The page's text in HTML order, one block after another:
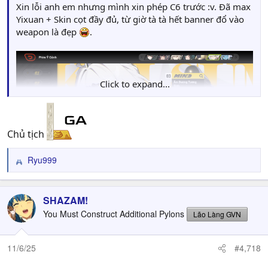
Xin lỗi anh em nhưng mình xin phép C6 trước :v. Đã max
Yixuan + Skin cọt đầy đủ, từ giờ tà tà hết banner đổ vào
weapon là đẹp
.
Click to expand...
Chủ tịch
R
e
c
t
i
o
n
Ryu999
SHAZAM!
You Must Construct Additional Pylons Lão Làng GVN
11/6/25 #4,718